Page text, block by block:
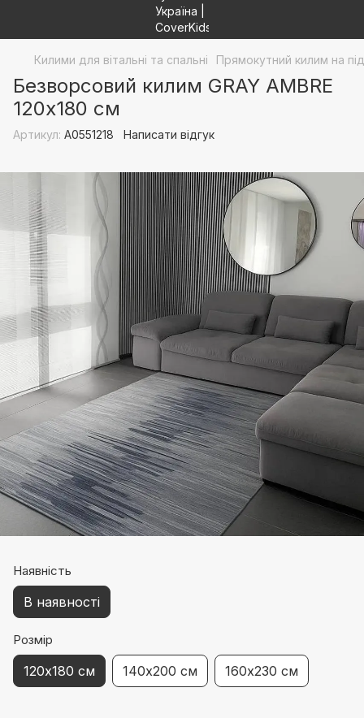
Килими для вітальні та спальні Прямокутний килим на
Безворсовий килим GRAY AMBRE
120х180 см
Артикул: A0551218 Написати відгук
Наявність
В наявності
Розмір
120х180 см 140х200 см 160х230 см